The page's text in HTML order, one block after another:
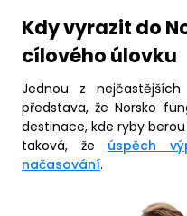
Kdy vyrazit do
cílového úlovku
Jednou z
představa, že Norsko
destinace, kde ryby
taková, že úspěch
načasování.